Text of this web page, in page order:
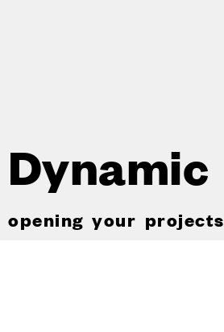
Dynamic
opening your projects